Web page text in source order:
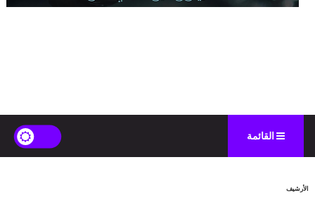
القائمة
الأرشيف